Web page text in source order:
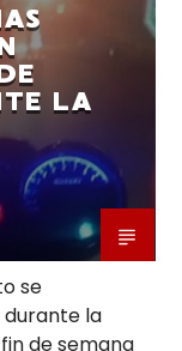
LA
se
la
de semana